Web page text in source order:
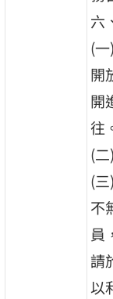
六
(
開
開
往
(
(
不
員
請
以